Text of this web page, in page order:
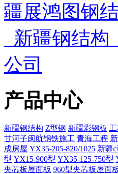
疆展鸿图钢
_新疆钢结
公司
产品中心
新疆钢结构 Z型钢 新疆彩钢板
甘河子闽航钢铁施工 青海工程
成房屋 YX35-205-820/1025 新疆
型 YX15-900型 YX35-125-750型
夹芯板屋面板 960型夹芯板屋面